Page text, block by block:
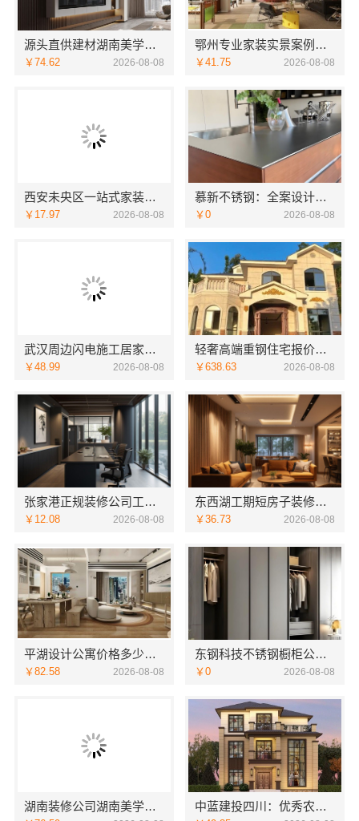
源头直供建材湖南美学筑家建材商铺装修，性价比之选
￥74.62 2026-08-08
鄂州专业家装实景案例，百年米莱品质见证
￥41.75 2026-08-08
西安未央区一站式家装设计刚需房售后完善-居安天成（西安）建筑工程有限责任公司
￥17.97 2026-08-08
慕新不锈钢：全案设计卫生间304材质
￥0 2026-08-08
武汉周边闪电施工居家装修一楼带院，本地快装
￥48.99 2026-08-08
轻奢高端重钢住宅报价，云南晟构定制专属私宅
￥638.63 2026-08-08
张家港正规装修公司工程施工费用-苏州兔哥哥智装新材料
￥12.08 2026-08-08
东西湖工期短房子装修本地快装透明
￥36.73 2026-08-08
平湖设计公寓价格多少？嘉兴家美建材科技给您实惠方案
￥82.58 2026-08-08
东钢科技不锈钢橱柜公司十大品牌江苏东钢金属科技
￥0 2026-08-08
湖南装修公司湖南美学筑家建材老房翻新，湖南美学筑家建材焕新您的家 中蓝建投四川：优秀农村建房婚房布置设计案例